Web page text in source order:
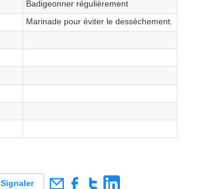
Badigeonner régulièrement
Marinade pour éviter le dessèchement.
Signaler